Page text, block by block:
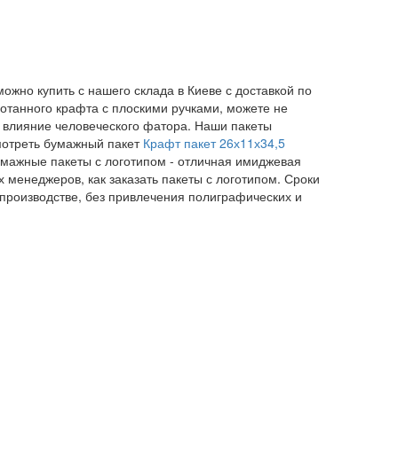
купить с нашего склада в Киеве с доставкой по
крафта с плоскими ручками, можете не
человеческого фатора. Наши пакеты
бумажный пакет Крафт пакет 26х11х34,5
пакеты с логотипом - отличная имиджевая
как заказать пакеты с логотипом. Сроки
без привлечения полиграфических и